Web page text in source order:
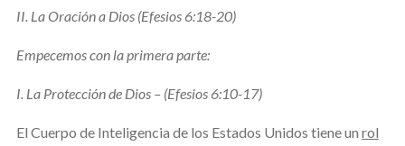
II. La Oración a Dios (Efesios 6:18-20)
Empecemos con la primera parte:
I. La Protección de Dios – (Efesios 6:10-17)
El Cuerpo de Inteligencia de los Estados Unidos tiene un rol